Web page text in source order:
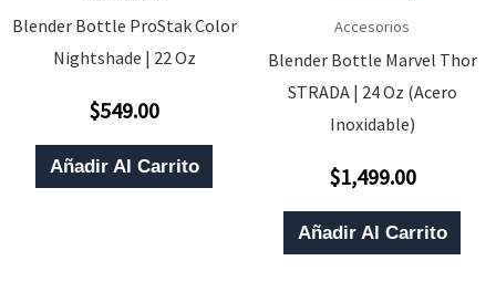
Blender Bottle ProStak Color
Nightshade | 22 Oz
Valorado
0
De
5
$549.00
Añadir Al Carrito
Accesorios
Blender Bottle Marvel Thor
STRADA | 24 Oz (Acero
Inoxidable)
Valorado
Con
0
De
5
$1,499.00
Añadir Al Carrito